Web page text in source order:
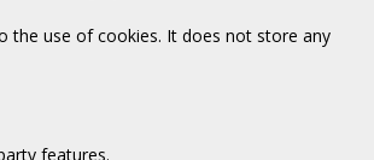
the use of cookies. It does not store any
features.